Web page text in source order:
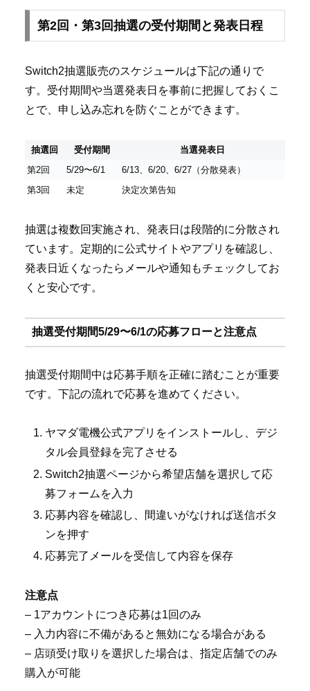
第2回・第3回抽選の受付期間と発表日程
Switch2抽選販売のスケジュールは下記の通りで
す。受付期間や当選発表日を事前に把握しておくこ
とで、申し込み忘れを防ぐことができます。
抽選回 受付期間
当選発表日
第2回
5/29〜6/1
6/13、6/20、6/27（分散発表）
第3回
未定 決定次第告知
抽選は複数回実施され、発表日は段階的に分散され
ています。定期的に公式サイトやアプリを確認し、
発表日近くなったらメールや通知もチェックしてお
くと安心です。
抽選受付期間5/29〜6/1の応募フローと注意点
抽選受付期間中は応募手順を正確に踏むことが重要
です。下記の流れで応募を進めてください。
ヤマダ電機公式アプリをインストールし、デジ
タル会員登録を完了させる
Switch2抽選ページから希望店舗を選択して応
募フォームを入力
応募内容を確認し、間違いがなければ送信ボタ
ンを押す
応募完了メールを受信して内容を保存
注意点
– 1アカウントにつき応募は1回のみ
– 入力内容に不備があると無効になる場合がある
– 店頭受け取りを選択した場合は、指定店舗でのみ
購入が可能